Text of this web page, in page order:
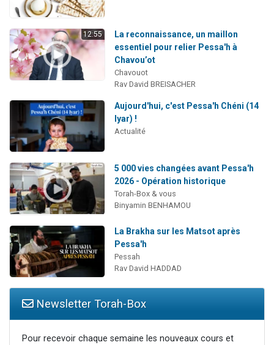
12:55
La reconnaissance, un maillon
essentiel pour relier Pessa'h à
Chavou’ot
Chavouot
Rav David BREISACHER
Aujourd'hui, c'est Pessa'h Chéni (14
Iyar) !
Actualité
5 000 vies changées avant Pessa'h
2026 - Opération historique
Torah-Box & vous
Binyamin BENHAMOU
La Brakha sur les Matsot après
Pessa'h
Pessah
Rav David HADDAD
Newsletter Torah-Box
Pour recevoir chaque semaine les nouveaux cours et